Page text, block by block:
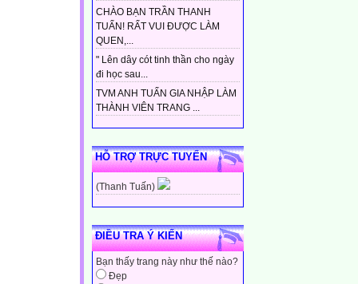
CHÀO BẠN TRẦN THANH
TUẤN! RẤT VUI ĐƯỢC LÀM
QUEN,...
" Lên dây cót tinh thần cho ngày
đi học sau...
TVM ANH TUẤN GIA NHẬP LÀM
THÀNH VIÊN TRANG ...
HỖ TRỢ TRỰC TUYẾN
(Thanh Tuấn)
ĐIỀU TRA Ý KIẾN
Bạn thấy trang này như thế nào?
Đẹp